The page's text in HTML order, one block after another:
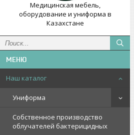
Медицинская мебель,
оборудование и униформа в
Казахстане
Наш каталог
Униформа
Собственное производство
облучателей бактерицидных